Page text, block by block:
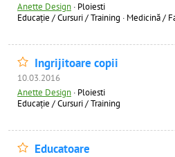
Anette Design · Ploiesti
Educație / Cursuri / Training · Medicină /
Ingrijitoare copii
10.03.2016
Anette Design · Ploiesti
Educație / Cursuri / Training
Educatoare